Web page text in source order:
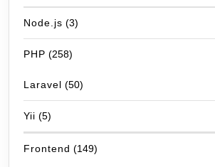
Node.js (3)
PHP (258)
Laravel (50)
Yii (5)
Frontend (149)